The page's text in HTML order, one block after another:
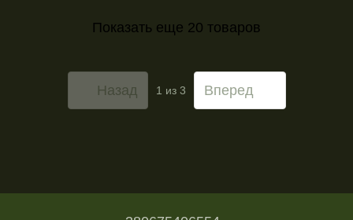
Показать еще 20 товаров
Назад 1 из 3 Вперед